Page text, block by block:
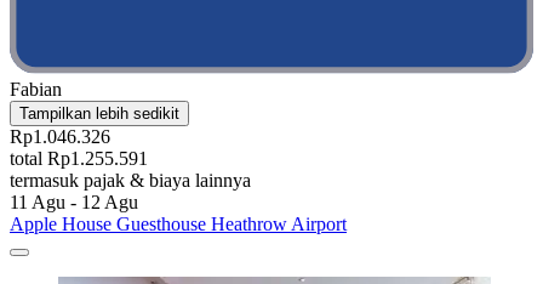
Fabian
Tampilkan lebih sedikit
Rp1.046.326
total Rp1.255.591
termasuk pajak & biaya lainnya
11 Agu - 12 Agu
Apple House Guesthouse Heathrow Airport